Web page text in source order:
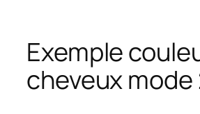
Exemple
cheveux mode